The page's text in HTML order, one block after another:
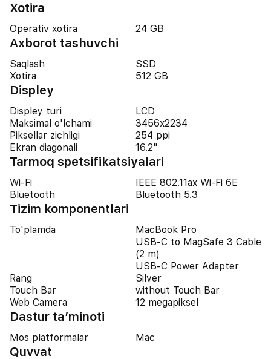
Xotira
Operativ xotira 24 GB
Axborot tashuvchi
Saqlash
SSD
Xotira
512 GB
Displey
Displey turi
LCD
Maksimal o'lchami
3456x2234
Piksellar zichligi
254 ppi
Ekran diagonali
16.2"
Tarmoq spetsifikatsiyalari
Wi-Fi
IEEE 802.11ax Wi-Fi 6E
Bluetooth
Bluetooth 5.3
Tizim komponentlari
To'plamda
MacBook Pro
USB-C to MagSafe 3 Cable
(2 m)
USB-C Power Adapter
Rang
Silver
Touch Bar
without Touch Bar
Web Camera
12 megapiksel
Dastur ta’minoti
Mos platformalar Mac
Quvvat